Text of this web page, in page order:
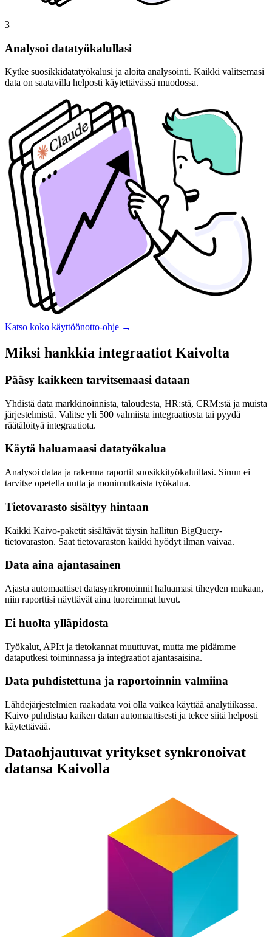
3
Analysoi datatyökalullasi
Kytke suosikkidatatyökalusi ja aloita analysointi. Kaikki valitsemasi
data on saatavilla helposti käytettävässä muodossa.
Katso koko käyttöönotto-ohje →
Miksi hankkia integraatiot Kaivolta
Pääsy kaikkeen tarvitsemaasi dataan
Yhdistä data markkinoinnista, taloudesta, HR:stä, CRM:stä ja muista
järjestelmistä. Valitse yli 500 valmiista integraatiosta tai pyydä
räätälöityä integraatiota.
Käytä haluamaasi datatyökalua
Analysoi dataa ja rakenna raportit suosikkityökaluillasi. Sinun ei
tarvitse opetella uutta ja monimutkaista työkalua.
Tietovarasto sisältyy hintaan
Kaikki Kaivo-paketit sisältävät täysin hallitun BigQuery-
tietovaraston. Saat tietovaraston kaikki hyödyt ilman vaivaa.
Data aina ajantasainen
Ajasta automaattiset datasynkronoinnit haluamasi tiheyden mukaan,
niin raporttisi näyttävät aina tuoreimmat luvut.
Ei huolta ylläpidosta
Työkalut, API:t ja tietokannat muuttuvat, mutta me pidämme
dataputkesi toiminnassa ja integraatiot ajantasaisina.
Data puhdistettuna ja raportoinnin valmiina
Lähdejärjestelmien raakadata voi olla vaikea käyttää analytiikassa.
Kaivo puhdistaa kaiken datan automaattisesti ja tekee siitä helposti
käytettävää.
Dataohjautuvat yritykset synkronoivat
datansa Kaivolla